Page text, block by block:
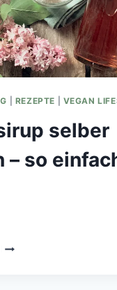
REZEPTE VEGAN
selber
– so
FLIEDERSIRUP